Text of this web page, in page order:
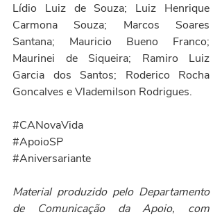
Lídio Luiz de Souza; Luiz Henrique
Carmona Souza; Marcos Soares
Santana; Mauricio Bueno Franco;
Maurinei de Siqueira; Ramiro Luiz
Garcia dos Santos; Roderico Rocha
Goncalves e Vlademilson Rodrigues.
#CANovaVida
#ApoioSP
#Aniversariante
Material produzido pelo Departamento
de Comunicação da Apoio, com